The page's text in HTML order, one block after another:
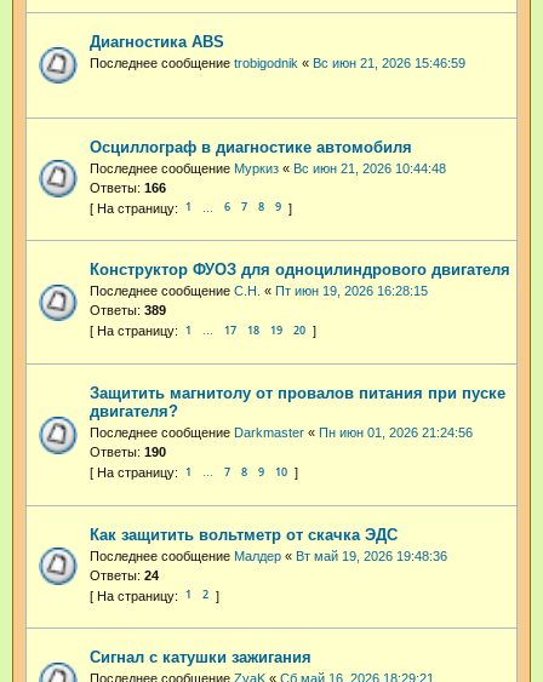
Диагностика ABS
Последнее сообщение trobigodnik « Вс июн 21, 2026 15:46:59
Осциллограф в диагностике автомобиля
Последнее сообщение Муркиз « Вс июн 21, 2026 10:44:48
Ответы: 166
1 6 7 8 9
Конструктор ФУОЗ для одноцилиндрового двигателя
Последнее сообщение С.Н. « Пт июн 19, 2026 16:28:15
Ответы: 389
1 … 17 18 19 20
Защитить магнитолу от провалов питания при пуске
двигателя?
Последнее сообщение Darkmaster « Пн июн 01, 2026 21:24:56
Ответы: 190
1 7 8 9 10
Как защитить вольтметр от скачка ЭДС
Последнее сообщение Малдер « Вт май 19, 2026 19:48:36
Ответы: 24
1 2
Сигнал с катушки зажигания
Последнее сообщение ZyaK « Сб май 16, 2026 18:29:21